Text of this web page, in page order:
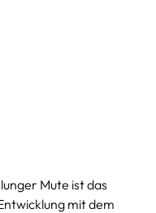
Mute ist das
mit dem